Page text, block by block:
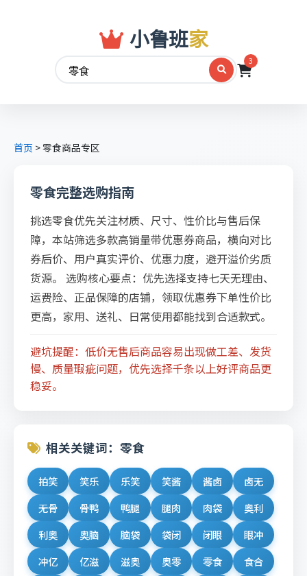
小鲁班家
3
首页 >零食商品专区
零食完整选购指南
挑选零食优先关注材质、尺寸、性价比与售后保
障，本站筛选多款高销量带优惠券商品，横向对比
券后价、用户真实评价、优惠力度，避开溢价劣质
货源。 选购核心要点：优先选择支持七天无理由、
运费险、正品保障的店铺，领取优惠券下单性价比
更高，家用、送礼、日常使用都能找到合适款式。
避坑提醒：低价无售后商品容易出现做工差、发货
慢、质量瑕疵问题，优先选择千条以上好评商品更
稳妥。
相关关键词：零食
拍笑 笑乐 乐笑 笑酱 酱卤
卤无
无骨
骨鸭 鸭腿 腿肉 肉袋
奥利
利奥
奥脑 脑袋 袋闭 闭眼
眼冲
冲亿
亿滋 滋奥 奥零 零食
食合